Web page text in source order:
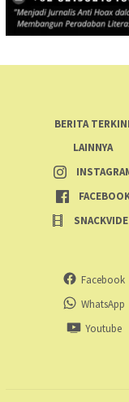
BERITA TERKINI
LAINNYA
Facebook
WhatsApp
Youtube